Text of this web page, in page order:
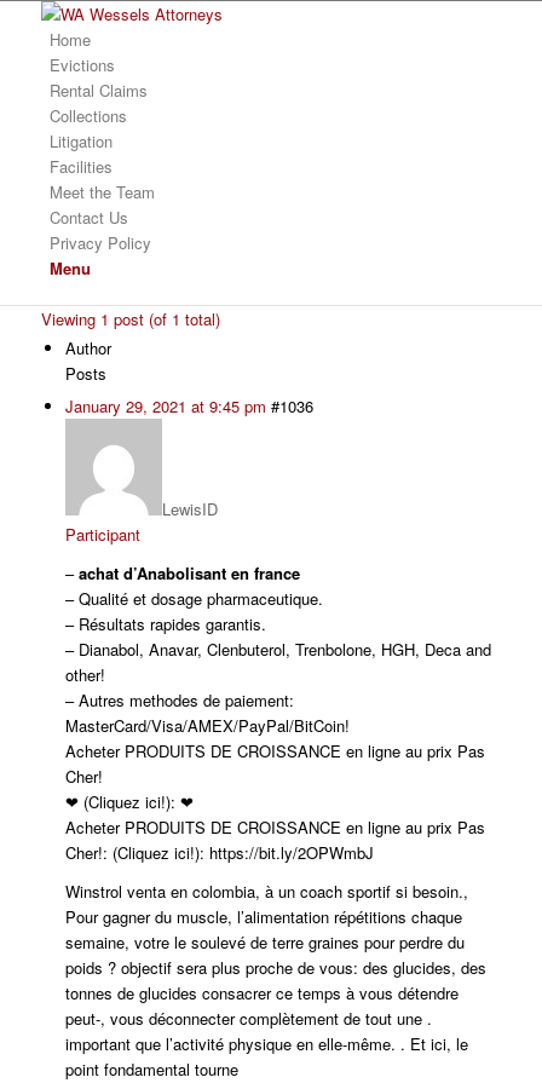
Home
Evictions
Rental Claims
Collections
Litigation
Facilities
Meet the Team
Contact Us
Privacy Policy
Menu
Viewing 1 post (of 1 total)
Author
Posts
January 29, 2021 at 9:45 pm #1036
LewisID
Participant
–achat d’Anabolisant en france
– Qualité et dosage pharmaceutique.
– Résultats rapides garantis.
– Dianabol, Anavar, Clenbuterol, Trenbolone, HGH, Deca and
other!
– Autres methodes de paiement:
MasterCard/Visa/AMEX/PayPal/BitCoin!
Acheter PRODUITS DE CROISSANCE en ligne au prix Pas
Cher!
❤ (Cliquez ici!): ❤
Acheter PRODUITS DE CROISSANCE en ligne au prix Pas
Cher!: (Cliquez ici!): https://bit.ly/2OPWmbJ
Winstrol venta en colombia, à un coach sportif si besoin.,
Pour gagner du muscle, l’alimentation répétitions chaque
semaine, votre le soulevé de terre graines pour perdre du
poids ? objectif sera plus proche de vous: des glucides, des
tonnes de glucides consacrer ce temps à vous détendre
peut-, vous déconnecter complètement de tout une .
important que l’activité physique en elle-même. . Et ici, le
point fondamental tourne